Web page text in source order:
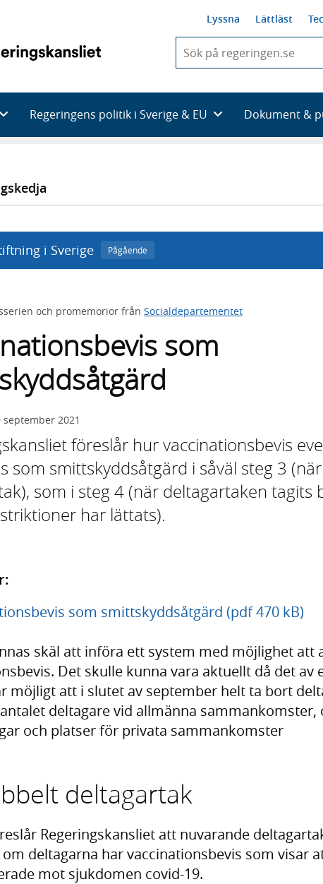
Lyssna Lättläst
du
skriva
framträder
en
Regeringens politik i Sverige & EU Dokument &
i Sverige Pågående
och promemorior från Socialdepartementet
som
september 2021
föreslår hur vaccinationsbevis
som smittskyddsåtgärd i såväl steg 3
som i steg 4 (när deltagartaken tagits
har lättats).
som smittskyddsåtgärd (pdf 470 kB)
skäl att införa ett system med möjlighet att
Det skulle kunna vara aktuellt då det av
möjligt att i slutet av september helt ta bort
deltagare vid allmänna sammankomster,
och platser för privata sammankomster
deltagartak
Regeringskansliet att nuvarande
deltagarna har vaccinationsbevis som visar
mot sjukdomen covid-19.